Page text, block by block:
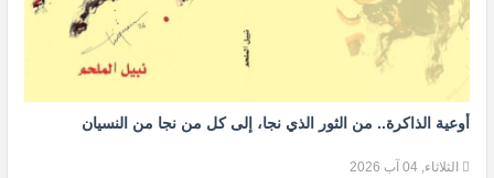
أوعية الذاكرة.. من الثور الذي نجا، إلى كل من نجا من النسيان
الثلاثاء, 04 آب 2026